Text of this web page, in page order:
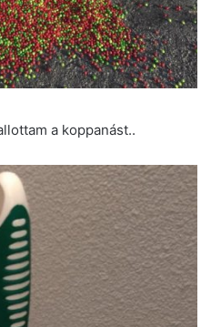
a koppanást..